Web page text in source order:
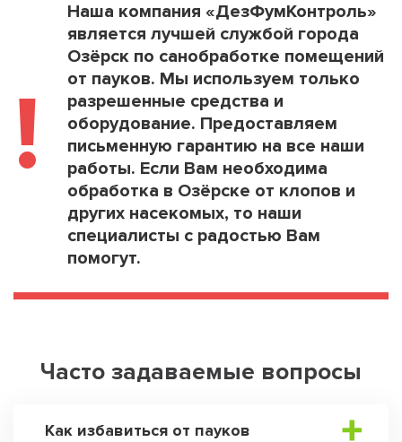
!
Наша компания «ДезФумКонтроль»
является лучшей службой города
Озёрск по санобработке помещений
от пауков. Мы используем только
разрешенные средства и
оборудование. Предоставляем
письменную гарантию на все наши
работы. Если Вам необходима
обработка в Озёрске от клопов и
других насекомых, то наши
специалисты с радостью Вам
помогут.
Часто задаваемые вопросы
Как избавиться от пауков